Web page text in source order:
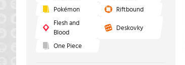
Pokémon Riftbound
Flesh and
Blood
Deskovky
One Piece